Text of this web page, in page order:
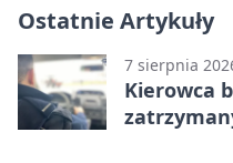
Ostatnie Artykuły
7 sierpnia
Kierowca